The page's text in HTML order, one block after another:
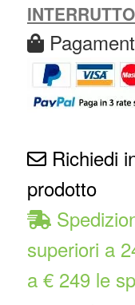
Richiedi
prodotto
superiori a
a € 249 le